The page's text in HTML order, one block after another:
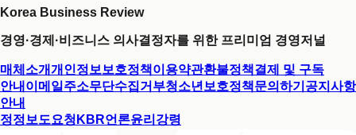
Korea Business Review
경영·경제·비즈니스 의사결정자를 위한 프리미엄 경영저널
매체소개개인정보보호정책이용약관환불정책결제 및 구독
안내 이메일주소무단수집거부청소년보호정책문의하기 공지사항
안내
정정보도요청 KBR언론윤리강령